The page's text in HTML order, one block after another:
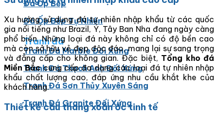
Đá Ốp Bếp
Đá Ốp Bếp Tự Nhiên
Tranh đá
Tranh Đá Marble Đối Xứng
Tranh Đá Thạch Anh Đối Xứng
Tranh Đá Sơn Thủy Xuyên Sáng
Tranh Đá Granite Đối Xứng
Xu hướng sử dụng đá tự nhiên nhập khẩu từ các quốc
gia nổi tiếng như Brazil, Ý, Tây Ban Nha đang ngày càng
phổ biến. Những loại đá này không chỉ có độ bền cao
mà còn sở hữu vẻ đẹp độc đáo, mang lại sự sang trọng
và đẳng cấp cho không gian. Đặc biệt, Tổng kho đá
Miền Bắccung cấp đa dạng các loại đá tự nhiên nhập
khẩu chất lượng cao, đáp ứng nhu cầu khắt khe của
khách hàng.
Thiết kế cầu thang xoắn ốc tinh tế